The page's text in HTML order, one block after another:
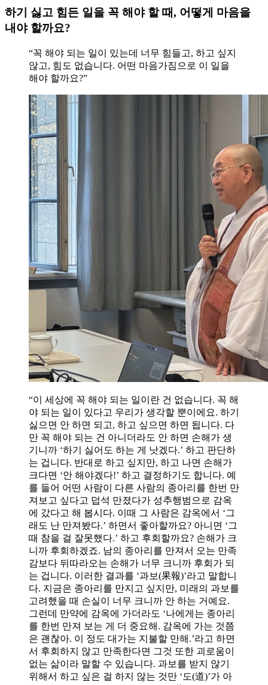
하기 싫고 힘든 일을 꼭 해야 할 때, 어떻게 마음을
내야 할까요?
“꼭 해야 되는 일이 있는데 너무 힘들고, 하고 싶지
않고, 힘도 없습니다. 어떤 마음가짐으로 이 일을
해야 할까요?”
“이 세상에 꼭 해야 되는 일이란 건 없습니다. 꼭 해
야 되는 일이 있다고 우리가 생각할 뿐이에요. 하기
싫으면 안 하면 되고, 하고 싶으면 하면 됩니다. 다
만 꼭 해야 되는 건 아니더라도 안 하면 손해가 생
기니까 ‘하기 싫어도 하는 게 낫겠다.’ 하고 판단하
는 겁니다. 반대로 하고 싶지만, 하고 나면 손해가
크다면 ‘안 해야겠다!’ 하고 결정하기도 합니다. 예
를 들어 어떤 사람이 다른 사람의 종아리를 한번 만
져보고 싶다고 덥석 만졌다가 성추행범으로 감옥
에 갔다고 해 봅시다. 이때 그 사람은 감옥에서 ‘그
래도 난 만져봤다.’ 하면서 좋아할까요? 아니면 ‘그
때 참을 걸 잘못했다.’ 하고 후회할까요? 손해가 크
니까 후회하겠죠. 남의 종아리를 만져서 오는 만족
감보다 뒤따라오는 손해가 너무 크니까 후회가 되
는 겁니다. 이러한 결과를 ‘과보(果報)’라고 말합니
다. 지금은 종아리를 만지고 싶지만, 미래의 과보를
고려했을 때 손실이 너무 크니까 안 하는 거예요.
그런데 만약에 감옥에 가더라도 ‘나에게는 종아리
를 한번 만져 보는 게 더 중요해. 감옥에 가는 것쯤
은 괜찮아. 이 정도 대가는 지불할 만해.’라고 하면
서 후회하지 않고 만족한다면 그것 또한 괴로움이
없는 삶이라 말할 수 있습니다. 과보를 받지 않기
위해서 하고 싶은 걸 하지 않는 것만 ‘도(道)’가 아